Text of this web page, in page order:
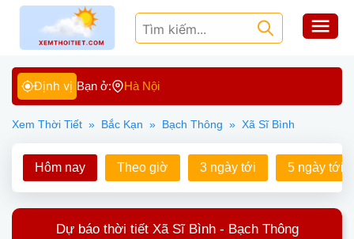
Định vị Bạn ở: Hà Nội
Xem Thời Tiết » Bắc Kạn » Bạch Thông » Xã Sĩ Bình
Hôm nay Theo giờ 3 ngày tới 5 ngày tới
Dự báo thời tiết Xã Sĩ Bình - Bạch Thông